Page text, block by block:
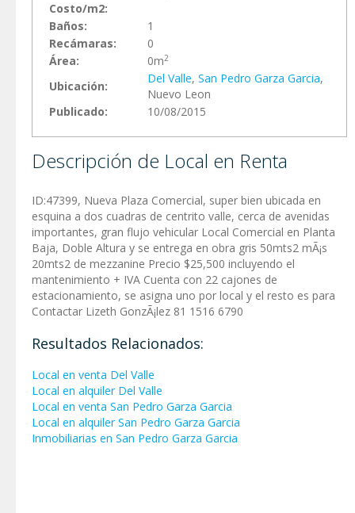
Costo/m2:
Baños:
1
Recámaras:
0
Área:
0m2
Ubicación:
Del Valle, San Pedro Garza Garci­a,
Nuevo Leon
Publicado:
10/08/2015
Descripción de Local en Renta
ID:47399, Nueva Plaza Comercial, super bien ubicada en
esquina a dos cuadras de centrito valle, cerca de avenidas
importantes, gran flujo vehicular Local Comercial en Planta
Baja, Doble Altura y se entrega en obra gris 50mts2 mÃ¡s
20mts2 de mezzanine Precio $25,500 incluyendo el
mantenimiento + IVA Cuenta con 22 cajones de
estacionamiento, se asigna uno por local y el resto es para
Contactar Lizeth GonzÃ¡lez 81 1516 6790
Resultados Relacionados:
Local en venta Del Valle
Local en alquiler Del Valle
Local en venta San Pedro Garza Garci­a
Local en alquiler San Pedro Garza Garci­a
Inmobiliarias en San Pedro Garza Garci­a